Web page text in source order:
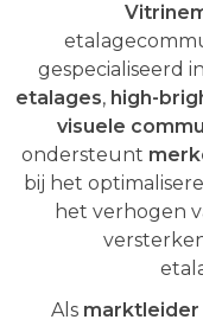
gespecialiseerd in
etalages, high-
visuele
ondersteunt
bij het
het verhogen
Als marktleider